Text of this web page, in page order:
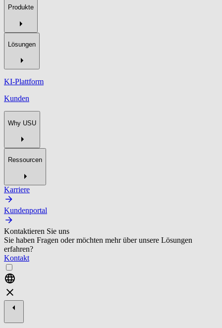
Produkte
Lösungen
KI-Plattform
Kunden
Why USU
Ressourcen
Karriere
Kundenportal
Kontaktieren Sie uns
Sie haben Fragen oder möchten mehr über unsere Lösungen
erfahren?
Kontakt